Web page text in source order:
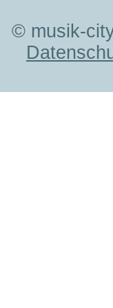
© musik-